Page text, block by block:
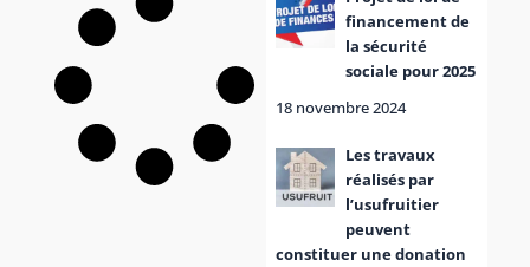
financement de
la sécurité
sociale pour 2025
18 novembre 2024
Les travaux
réalisés par
l’usufruitier
peuvent
constituer une donation